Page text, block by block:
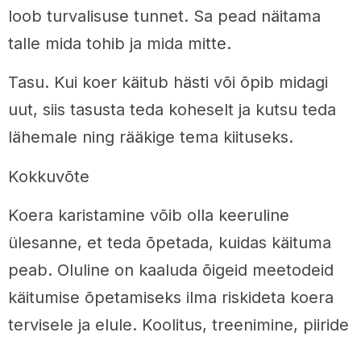
loob turvalisuse tunnet. Sa pead näitama
talle mida tohib ja mida mitte.
Tasu. Kui koer käitub hästi või õpib midagi
uut, siis tasusta teda koheselt ja kutsu teda
lähemale ning rääkige tema kiituseks.
Kokkuvõte
Koera karistamine võib olla keeruline
ülesanne, et teda õpetada, kuidas käituma
peab. Oluline on kaaluda õigeid meetodeid
käitumise õpetamiseks ilma riskideta koera
tervisele ja elule. Koolitus, treenimine, piiride